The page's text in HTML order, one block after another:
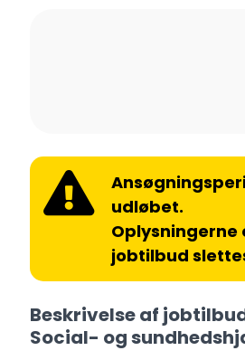
udløbet.
Oplysningerne
jobtilbud
Beskrivelse af
Social- og